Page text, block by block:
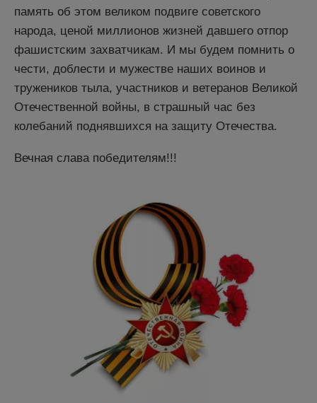
память об этом великом подвиге советского
народа, ценой миллионов жизней давшего отпор
фашистским захватчикам. И мы будем помнить о
чести, доблести и мужестве наших воинов и
тружеников тыла, участников и ветеранов Великой
Отечественной войны, в страшный час без
колебаний поднявшихся на защиту Отечества.
Вечная слава победителям!!!